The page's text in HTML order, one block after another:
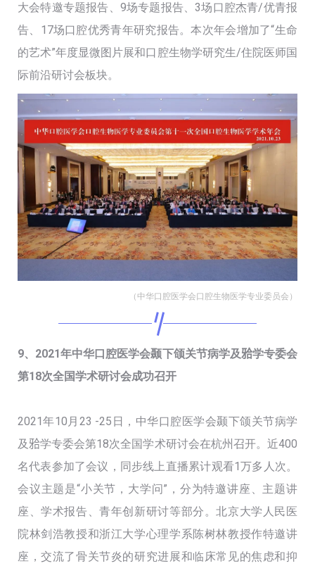
大会特邀专题报告、9场专题报告、3场口腔杰青/优青报
告、17场口腔优秀青年研究报告。本次年会增加了“生命
的艺术”年度显微图片展和口腔生物学研究生/住院医师国
际前沿研讨会板块。
（中华口腔医学会口腔生物医学专业委员会）
9、2021年中华口腔医学会颞下颌关节病学及𬌗学专委会
第18次全国学术研讨会成功召开
2021年10月23 -25日，中华口腔医学会颞下颌关节病学
及𬌗学专委会第18次全国学术研讨会在杭州召开。近400
名代表参加了会议，同步线上直播累计观看1万多人次。
会议主题是“小关节，大学问”，分为特邀讲座、主题讲
座、学术报告、青年创新研讨等部分。北京大学人民医
院林剑浩教授和浙江大学心理学系陈树林教授作特邀讲
座，交流了骨关节炎的研究进展和临床常见的焦虑和抑